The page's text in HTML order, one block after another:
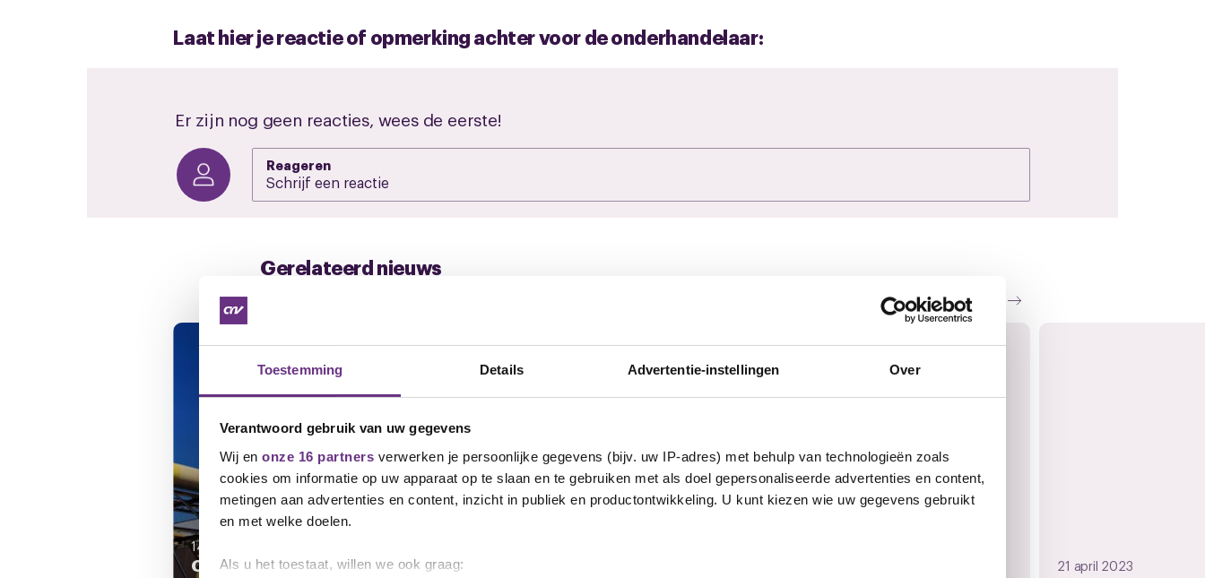
Toestemming Details Advertentie-instellingen Over
Verantwoord gebruik van uw gegevens
Wij en onze 16 partners verwerken je persoonlijke gegevens (bijv. uw IP-adres) met behulp van technologieën zoals
cookies om informatie op uw apparaat op te slaan en te gebruiken met als doel gepersonaliseerde advertenties en content,
metingen aan advertenties en content, inzicht in publiek en productontwikkeling. U kunt kiezen wie uw gegevens gebruikt
en met welke doelen.
Als u het toestaat, willen we ook graag:
Laat hier je reactie of opmerking achter voor de onderhandelaar:
Er zijn nog geen reacties, wees de eerste!
Reageren
Gerelateerd nieuws
Zie al het nieuws
14 augustus 2024
CNV wel of niet betrokken
21 april 2023